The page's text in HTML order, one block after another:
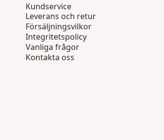
Kundservice
Leverans och retur
Försäljningsvilkor
Integritetspolicy
Vanliga frågor
Kontakta oss